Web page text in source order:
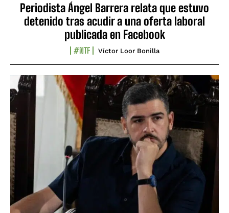
Periodista Ángel Barrera relata que estuvo
detenido tras acudir a una oferta laboral
publicada en Facebook
#NTF Víctor Loor Bonilla